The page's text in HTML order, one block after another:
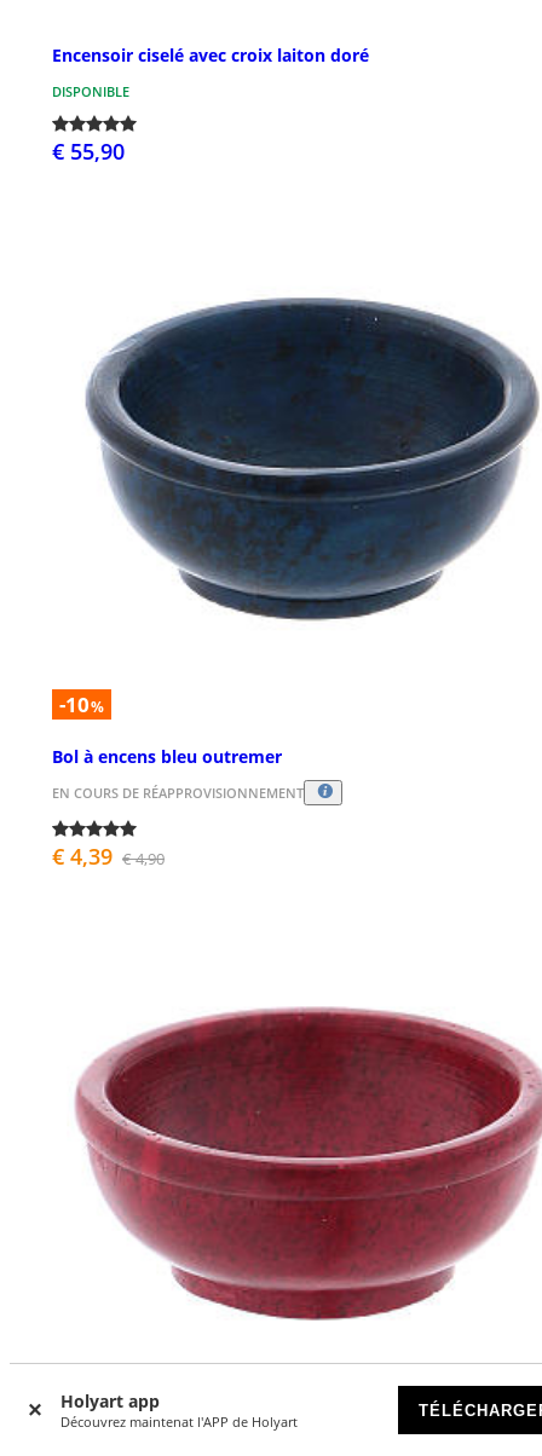
Holyart app
Découvrez maintenat l'APP de Holyart
Encensoir ciselé avec croix laiton doré
DISPONIBLE
€ 55,90
-10%
Bol à encens bleu outremer
EN COURS DE RÉAPPROVISIONNEMENT
€ 4,39 € 4,90